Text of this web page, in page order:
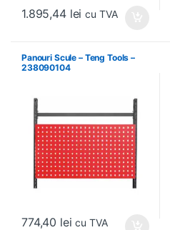
1.895,44 lei cu TVA
Panouri Scule – Teng Tools –
238090104
774,40 lei cu TVA